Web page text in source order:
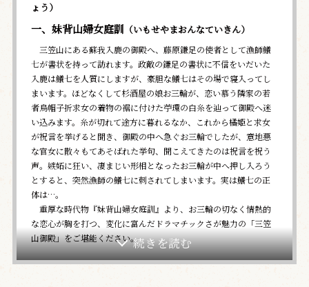
ょう）
一、妹背山婦女庭訓 （いもせやまおんなていきん）
三笠山にある蘇我入鹿の御殿へ、藤原鎌足の使者として漁師鱶
七が書状を持って訪れます。政敵の鎌足の書状に不信をいだいた
入鹿は鱶七を人質にしますが、豪胆な鱶七はその場で寝入ってし
まいます。ほどなくして杉酒屋の娘お三輪が、恋い慕う隣家の若
者烏帽子折求女の着物の裾に付けた苧環の白糸を辿って御殿へ迷
い込みます。糸が切れて途方に暮れるなか、これから橘姫と求女
が祝言を挙げると聞き、御殿の中へ急ぐお三輪でしたが、意地悪
な官女に散々もてあそばれた挙句、聞こえてきたのは祝言を祝う
声。嫉妬に狂い、凄まじい形相となったお三輪が中へ押し入ろう
とすると、突然漁師の鱶七に刺されてしまいます。実は鱶七の正
体は…。
重厚な時代物『妹背山婦女庭訓』より、お三輪の切なく情熱的
な恋心が胸を打つ、変化に富んだドラマチックさが魅力の「三笠
山御殿」をご堪能ください。